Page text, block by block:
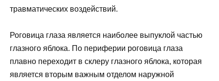
травматических воздействий.
Роговица глаза является наиболее выпуклой частью
глазного яблока. По периферии роговица глаза
плавно переходит в склеру глазного яблока, которая
является вторым важным отделом наружной